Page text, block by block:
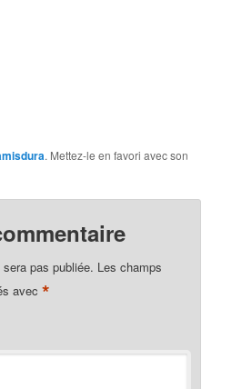
. Mettez-le en favori avec son
pas publiée. Les champs
avec*